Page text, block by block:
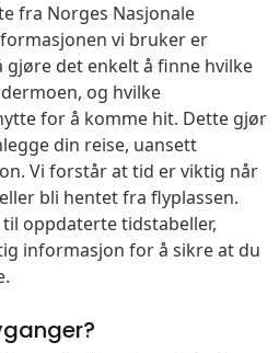
fra Norges Nasjonale
vi bruker er
det enkelt å finne hvilke
og hvilke
for å komme hit. Dette gjør
din reise, uansett
Vi forstår at tid er viktig når
bli hentet fra flyplassen.
oppdaterte tidstabeller,
informasjon for å sikre at du